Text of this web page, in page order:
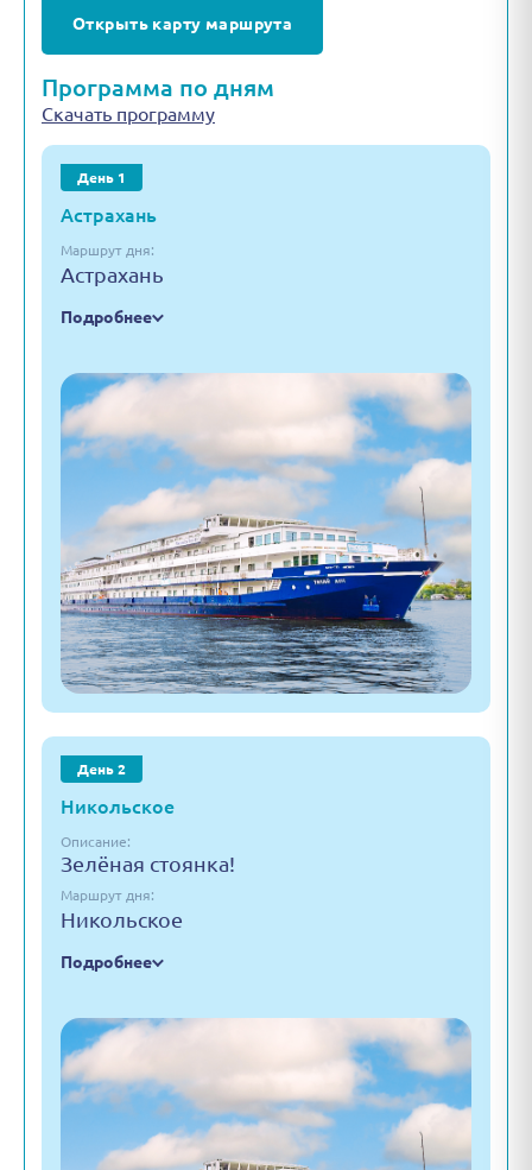
Открыть карту маршрута
Программа по дням
Скачать программу
День 1
Астрахань
Маршрут дня:
Астрахань
Подробнее
День 2
Никольское
Описание:
Зелёная стоянка!
Маршрут дня:
Никольское
Подробнее